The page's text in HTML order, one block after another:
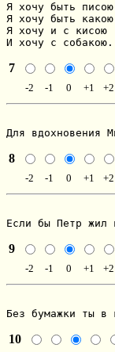
Я хочу быть
Я хочу быть
Я хочу и с кисою
И хочу с собакою.
7
-2 -1 0 +1 +2
Для вдохновения
8
-2 -1 0 +1 +2
Если бы Петр жил
9
-2 -1 0 +1 +2
Без бумажки ты в
10